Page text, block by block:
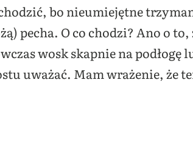
bo nieumiejętne
pecha. O co chodzi? Ano o
wosk skapnie na
uważać. Mam wrażenie, że